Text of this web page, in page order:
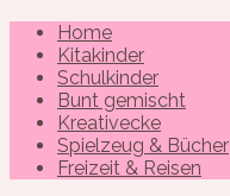
Home
Kitakinder
Schulkinder
Bunt gemischt
Kreativecke
Spielzeug & Bücher
Freizeit & Reisen